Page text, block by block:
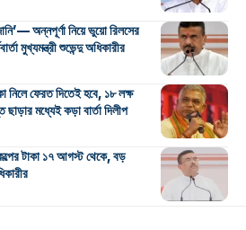
অন্নপূর্ণা নিয়ে ভুয়ো রিলসের
মুখ্যমন্ত্রী শুভেন্দু অধিকারীর
নিলে ফেরত দিতেই হবে, ১৮ লক্ষ
মধ্যেই কড়া বার্তা দিলীপ
টাকা ১৭ আগস্ট থেকে, বড়